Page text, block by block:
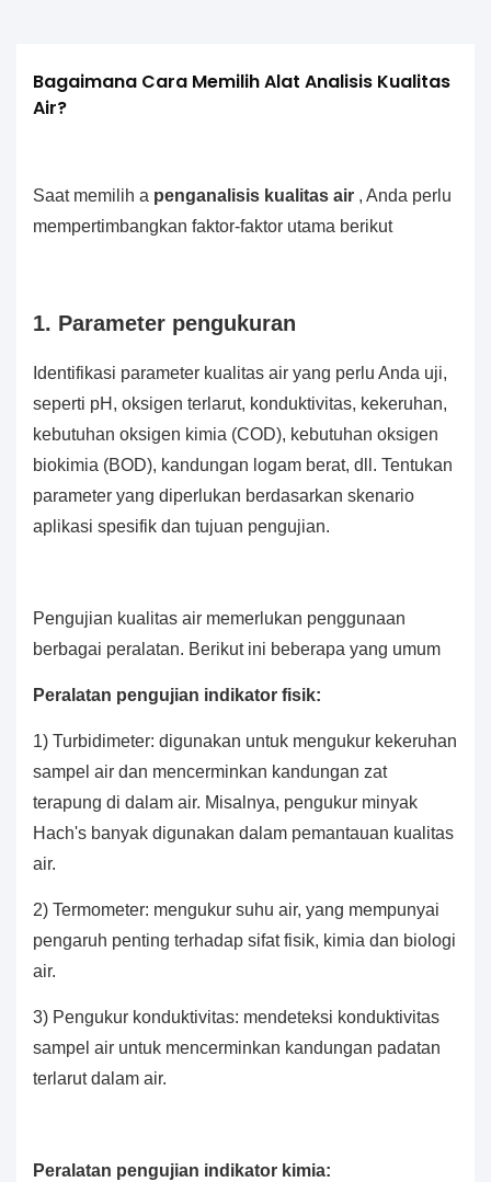
Bagaimana Cara Memilih Alat Analisis Kualitas
Air?
Saat memilih a penganalisis kualitas air , Anda perlu
mempertimbangkan faktor-faktor utama berikut
1. Parameter pengukuran
Identifikasi parameter kualitas air yang perlu Anda uji,
seperti pH, oksigen terlarut, konduktivitas, kekeruhan,
kebutuhan oksigen kimia (COD), kebutuhan oksigen
biokimia (BOD), kandungan logam berat, dll. Tentukan
parameter yang diperlukan berdasarkan skenario
aplikasi spesifik dan tujuan pengujian.
Pengujian kualitas air memerlukan penggunaan
berbagai peralatan. Berikut ini beberapa yang umum
Peralatan pengujian indikator fisik:
1) Turbidimeter: digunakan untuk mengukur kekeruhan
sampel air dan mencerminkan kandungan zat
terapung di dalam air. Misalnya, pengukur minyak
Hach's banyak digunakan dalam pemantauan kualitas
air.
2) Termometer: mengukur suhu air, yang mempunyai
pengaruh penting terhadap sifat fisik, kimia dan biologi
air.
3) Pengukur konduktivitas: mendeteksi konduktivitas
sampel air untuk mencerminkan kandungan padatan
terlarut dalam air.
Peralatan pengujian indikator kimia: